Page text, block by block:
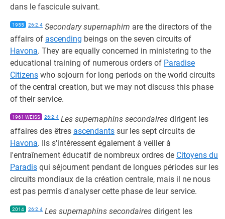
dans le fascicule suivant.
1955 26:2.4 Secondary supernaphim are the directors of the
affairs of ascending beings on the seven circuits of
Havona. They are equally concerned in ministering to the
educational training of numerous orders of Paradise
Citizens who sojourn for long periods on the world circuits
of the central creation, but we may not discuss this phase
of their service.
1961 WEISS 26:2.4 Les supernaphins secondaires dirigent les
affaires des êtres ascendants sur les sept circuits de
Havona. Ils s'intéressent également à veiller à
l'entraînement éducatif de nombreux ordres de Citoyens du
Paradis qui séjournent pendant de longues périodes sur les
circuits mondiaux de la création centrale, mais il ne nous
est pas permis d'analyser cette phase de leur service.
2014 26:2.4 Les supernaphins secondaires dirigent les